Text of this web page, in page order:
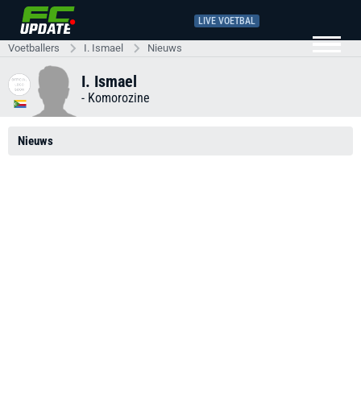
LIVE VOETBAL
Voetballers I. Ismael Nieuws
I. Ismael
- Komorozine
Nieuws